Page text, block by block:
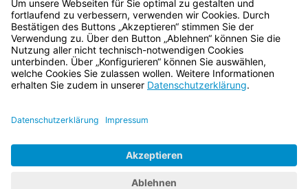
Staatsministerium der Finanzen und für Heimat dem
Landtag bei Vorlage der Haushaltsrechnung.
Bayern.de
BayernPortal
Impressum